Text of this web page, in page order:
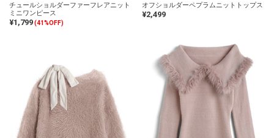
チュールショルダーファーフレアニット
ミニワンピース
¥1,799(41%OFF)
オフショルダーペプラムニットトップス
¥2,499